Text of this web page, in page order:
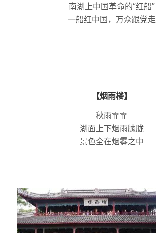
南湖上中国革命的“红船”
一船红中国，万众跟党走
【烟雨楼】
秋雨霏霏
湖面上下烟雨朦胧
景色全在烟雾之中